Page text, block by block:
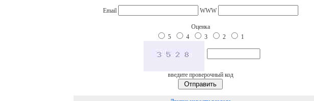
Email WWW
Оценка
5
4 3 2 1
введите проверочный код